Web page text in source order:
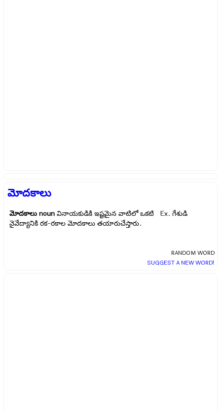
మోదకాలు
మోదకాలు noun వినాయకుడికి ఇష్టమైన వాటిలో ఒకటి Ex.గేశుడి
నైవేద్యానికి రక-రకాల మోదకాలు తయారుచేస్తారు.
RANDOM WORD
SUGGEST A NEW WORD!